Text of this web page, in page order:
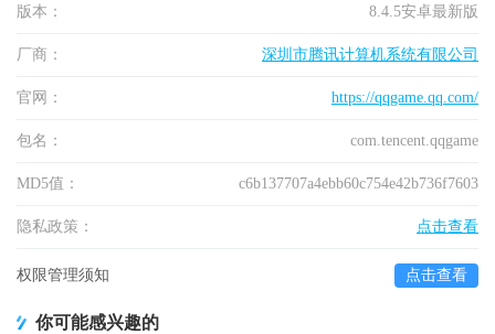
版本： 8.4.5安卓最新版
厂商： 深圳市腾讯计算机系统有限公司
官网： https://qqgame.qq.com/
包名： com.tencent.qqgame
MD5值： c6b137707a4ebb60c754e42b736f7603
隐私政策： 点击查看
权限管理须知 点击查看
你可能感兴趣的